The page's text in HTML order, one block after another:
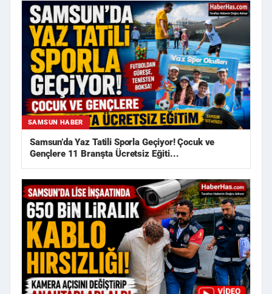
SAMSUN HABER
Samsun’da Yaz Tatili Sporla Geçiyor! Çocuk ve
Gençlere 11 Branşta Ücretsiz Eğiti...